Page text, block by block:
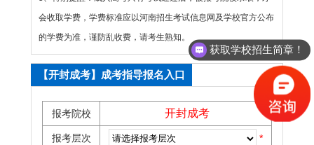
会收取学费，学费标准应以河南招生考试信息网及学校官方公布
的学费为准，谨防乱收费，请考生熟知。
【开封成考】成考指导报名入口
报考院校 开封成考
报考层次 *
获取最新报考时间流程！